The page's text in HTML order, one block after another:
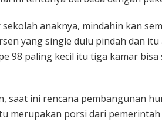
anaknya, mindahin kan
yang single dulu pindah dan itu
98 paling kecil itu tiga kamar bisa
saat ini rencana pembangunan
merupakan porsi dari